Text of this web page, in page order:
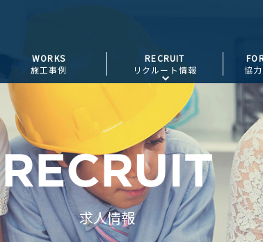
WORKS
施工事例
RECRUIT
リクルート情報
環境・制度
協
RECRUIT
求人情報